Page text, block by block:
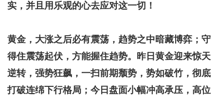
实，并且用乐观的心去应对这一切！
黄金，大涨之后必有震荡，趋势之中暗藏博弈；守
得住震荡起伏，方能握住趋势。昨日黄金迎来惊天
逆转，强势狂飙，一扫前期颓势，势如破竹，彻底
打破连绵下行格局；今日盘面小幅冲高承压，高位